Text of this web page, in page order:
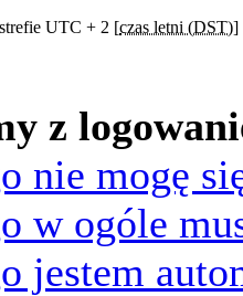
UTC + 2 [czas letni (DST)]
z
nie mogę
w ogóle
jestem